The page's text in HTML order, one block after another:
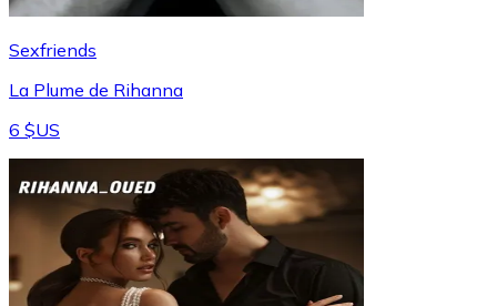
Sexfriends
La Plume de Rihanna
6 $US